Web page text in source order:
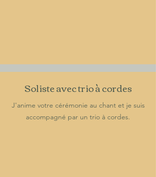
Soliste avec trio à cordes
J'anime votre cérémonie au chant et je suis
accompagné par un trio à cordes.